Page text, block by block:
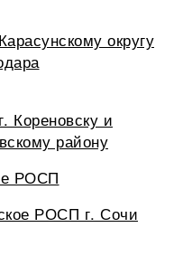
округу
Кореновску и
району
РОСП
РОСП г. Сочи